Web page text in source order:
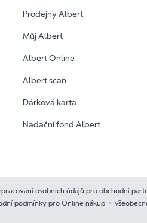
Prodejny Albert
Můj Albert
Albert Online
Albert scan
Dárková karta
Nadační fond Albert
osobních údajů pro obchodní
podmínky pro Online nákup